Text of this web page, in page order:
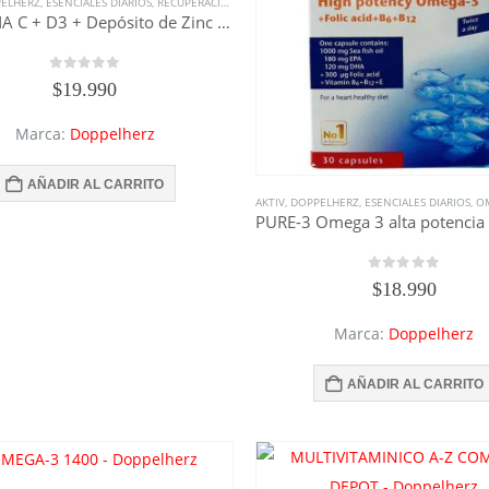
VITAMINA C + D3 + Depósito de Zinc – Doppelherz
0
$19.990
Marca: Doppelherz
AÑADIR AL CARRITO
AKTIV, DOPPELHERZ, ESENCIALES DIARIOS,
0
$18.990
Marca: Doppelherz
AÑADIR AL CARRITO